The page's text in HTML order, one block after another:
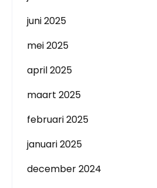
juni 2025
mei 2025
april 2025
maart 2025
februari 2025
januari 2025
december 2024